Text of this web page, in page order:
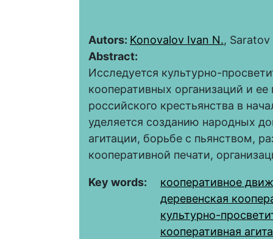
Autors: Konovalov Ivan N.,
Abstract:
Исследуется культурно-
кооперативных организаций и
российского крестьянства в
уделяется созданию народных
агитации, борьбе с пьянством,
кооперативной печати,
Key words:
кооперативное
деревенская
культурно-
кооперативная